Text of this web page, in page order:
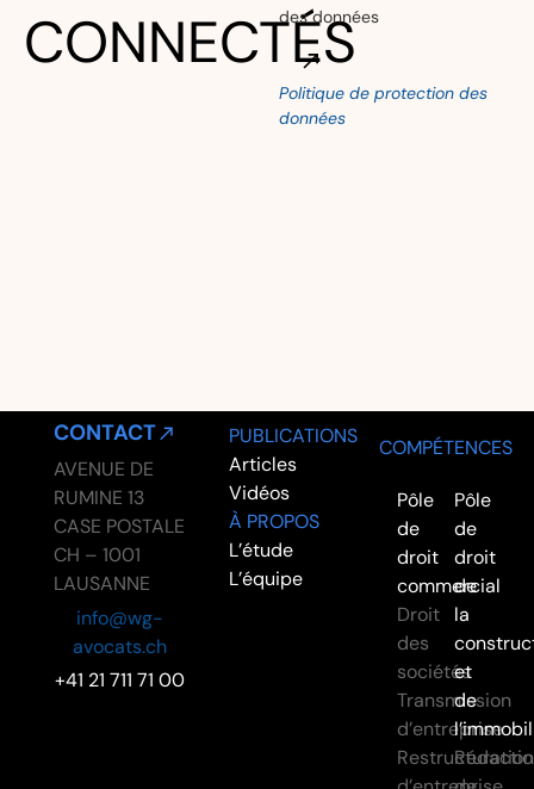
CONNECTÉS
des données
Alternative:
Politique de protection des
données
CONTACT
AVENUE DE
RUMINE 13
CASE POSTALE
CH – 1001
LAUSANNE
info@wg-
avocats.ch
+41 21 711 71 00
PUBLICATIONS
Articles
Vidéos
À PROPOS
L’étude
L’équipe
COMPÉTENCES
Pôle
de
droit
commercial
Droit
des
sociétés
Transmission
d’entreprise
Restructuration
Pôle
de
droit
de
la
et
de